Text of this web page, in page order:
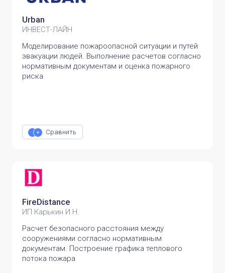
Urban
ИНВЕСТ-ЛАЙН
Моделирование пожароопасной ситуации и путей
эвакуации людей. Выполнение расчетов согласно
нормативным документам и оценка пожарного
риска
Сравнить
FireDistance
ИП Карькин И.Н.
Расчет безопасного расстояния между
сооружениями согласно нормативным
документам. Построение графика теплового
потока пожара